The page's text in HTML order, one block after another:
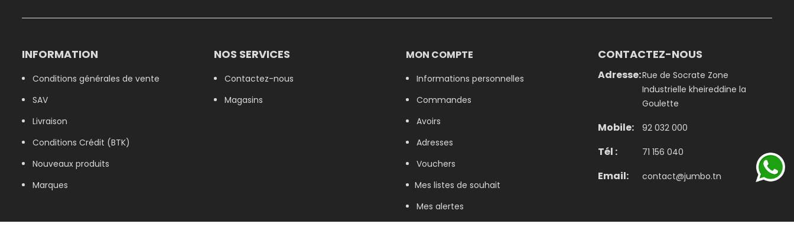
INFORMATION
Conditions générales de vente
SAV
Livraison
Conditions Crédit (BTK)
Nouveaux produits
Marques
NOS SERVICES
Contactez-nous
Magasins
MON COMPTE
Informations personnelles
Commandes
Avoirs
Adresses
Vouchers
Mes listes de souhait
Mes alertes
CONTACTEZ-NOUS
Adresse:Rue de Socrate Zone
Industrielle kheireddine la
Goulette
Mobile: 92 032 000
Tél : 71 156 040
Email: contact@jumbo.tn